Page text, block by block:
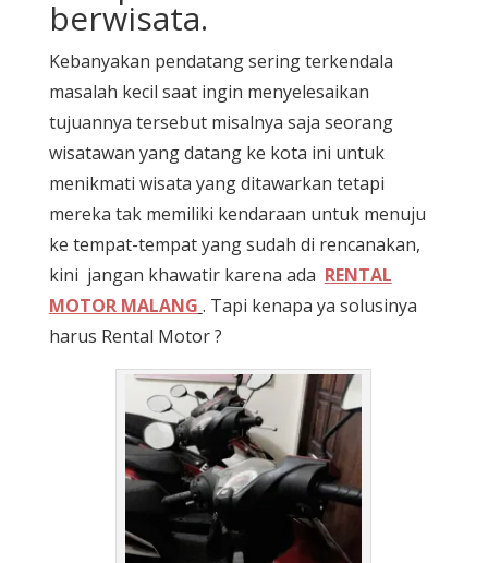
berwisata.
Kebanyakan pendatang sering terkendala
masalah kecil saat ingin menyelesaikan
tujuannya tersebut misalnya saja seorang
wisatawan yang datang ke kota ini untuk
menikmati wisata yang ditawarkan tetapi
mereka tak memiliki kendaraan untuk menuju
ke tempat-tempat yang sudah di rencanakan,
kini jangan khawatir karena ada RENTAL
MOTOR MALANG . Tapi kenapa ya solusinya
harus Rental Motor ?